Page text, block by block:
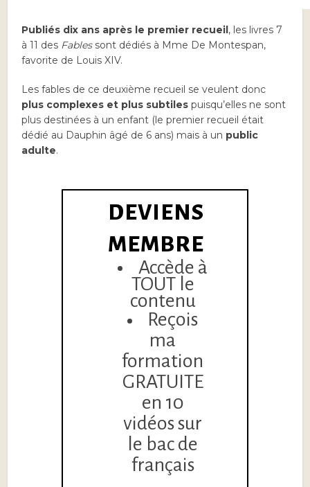
Publiés dix ans après le premier recueil , les livres 7
à 11 des Fablessont dédiés à Mme De Montespan,
favorite de Louis XIV.
Les fables de ce deuxième recueil se veulent donc
plus complexes et plus subtiles puisqu’elles ne sont
plus destinées à un enfant (le premier recueil était
dédié au Dauphin âgé de 6 ans) mais à un public
adulte.
DEVIENS
MEMBRE
Accède à
TOUT le
contenu
Reçois
ma
formation
GRATUITE
en 10
vidéos sur
le bac de
français